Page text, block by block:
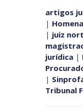
artigos
|
| juiz
jurídica |
|
Tribunal